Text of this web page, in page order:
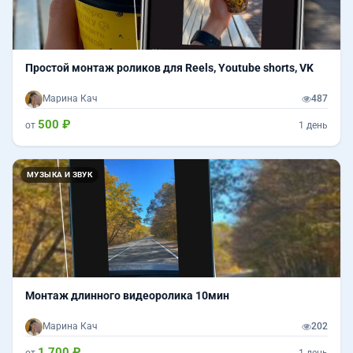
Простой монтаж роликов для Reels, Youtube shorts, VK
Марина Кач 487
от 500 ₽ 1 день
МУЗЫКА И ЗВУК
Монтаж длинного видеоролика 10мин
Марина Кач 202